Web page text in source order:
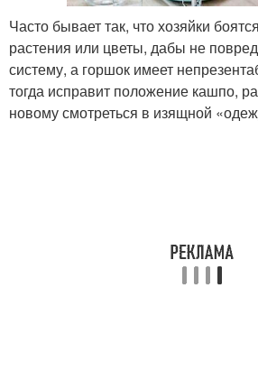
Часто бывает так, что хозяйки
растения или цветы, дабы не
систему, а горшок имеет
тогда исправит положение кашпо,
новому смотреться в изящной